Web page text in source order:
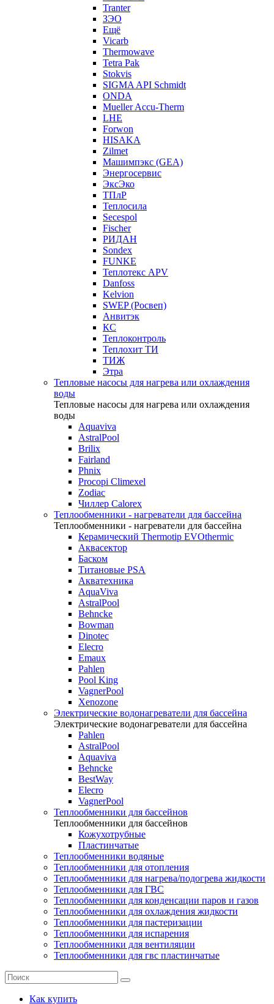
Tranter
ЗЭО
Ещё
Vicarb
Thermowave
Tetra Pak
Stokvis
SIGMA API Schmidt
ONDA
Mueller Accu-Therm
LHE
Forwon
HISAKA
Zilmet
Машимпэкс (GEA)
Энергосервис
ЭксЭко
ТПлР
Теплосила
Secespol
Fischer
РИДАН
Sondex
FUNKE
Теплотекс APV
Danfoss
Kelvion
SWEP (Росвеп)
Анвитэк
КС
Теплоконтроль
Теплохит ТИ
ТИЖ
Этра
Тепловые насосы для нагрева или охлаждения
воды
Тепловые насосы для нагрева или охлаждения
воды
Aquaviva
AstralPool
Brilix
Fairland
Phnix
Procopi Climexel
Zodiac
Чиллер Calorex
Теплообменники - нагреватели для бассейна
Теплообменники - нагреватели для бассейна
Керамический Thermotip EVOthermic
Аквасектор
Баском
Титановые PSA
Акватехника
AquaViva
AstralPool
Behncke
Bowman
Dinotec
Elecro
Emaux
Pahlen
Pool King
VagnerPool
Xenozone
Электрические водонагреватели для бассейна
Электрические водонагреватели для бассейна
Pahlen
AstralPool
Aquaviva
Behncke
BestWay
Elecro
VagnerPool
Теплообменники для бассейнов
Теплообменники для бассейнов
Кожухотрубные
Пластинчатые
Теплообменники водяные
Теплообменники для отопления
Теплообменники для нагрева/подогрева жидкости
Теплообменники для ГВС
Теплообменники для конденсации паров и газов
Теплообменники для охлаждения жидкости
Теплообменники для пастеризации
Теплообменники для испарения
Теплообменники для вентиляции
Теплообменники для гвс пластинчатые
Как купить